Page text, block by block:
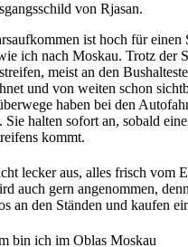
von Rjasan.
ist hoch für einen
ich nach Moskau. Trotz der
meist an den
und von weiten schon
haben bei den
Sie halten sofort an, sobald
kommt.
lecker aus, alles frisch vom
auch gern angenommen,
an den Ständen und kaufen
bin ich im Oblas Moskau